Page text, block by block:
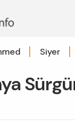
Siyer